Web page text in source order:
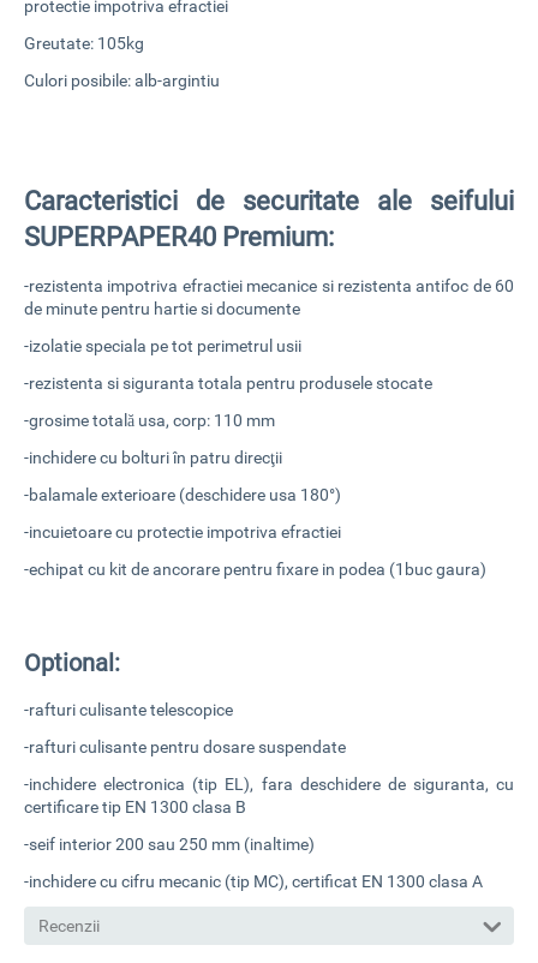
protectie impotriva efractiei
Greutate: 105kg
Culori posibile: alb-argintiu
Caracteristici de securitate ale seifului
SUPERPAPER40 Premium:
-rezistenta impotriva efractiei mecanice si rezistenta antifoc de 60
de minute pentru hartie si documente
-izolatie speciala pe tot perimetrul usii
-rezistenta si siguranta totala pentru produsele stocate
-grosime totală usa, corp: 110 mm
-inchidere cu bolturi în patru direcţii
-balamale exterioare (deschidere usa 180°)
-incuietoare cu protectie impotriva efractiei
-echipat cu kit de ancorare pentru fixare in podea (1buc gaura)
Optional:
-rafturi culisante telescopice
-rafturi culisante pentru dosare suspendate
-inchidere electronica (tip EL), fara deschidere de siguranta, cu
certificare tip EN 1300 clasa B
-seif interior 200 sau 250 mm (inaltime)
-inchidere cu cifru mecanic (tip MC), certificat EN 1300 clasa A
Recenzii